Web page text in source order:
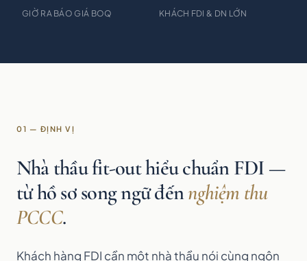
GIỜ RA BÁO GIÁ BOQ KHÁCH FDI & DN LỚN
01 — ĐỊNH VỊ
Nhà thầu fit-out hiểu chuẩn FDI —
từ hồ sơ song ngữ đếnnghiệm thu
PCCC.
Khách hàng FDI cần một nhà thầu nói cùng ngôn